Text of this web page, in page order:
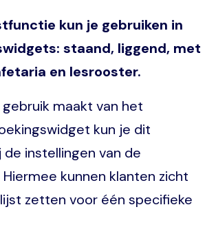
kun je gebruiken in
staand, liggend, met
en lesrooster.
gebruik maakt van het
kun je dit
de instellingen van de
kunnen klanten zicht
zetten voor één specifieke